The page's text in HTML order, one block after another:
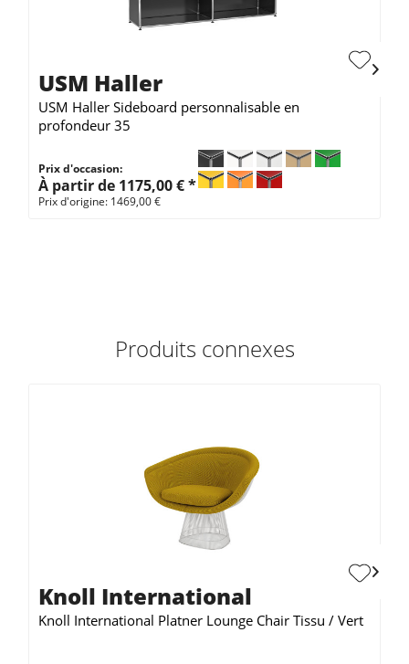
USM Haller
USM Haller Sideboard personnalisable en
profondeur 35
Prix d'occasion:
À partir de 1175,00 € *
Prix d'origine: 1469,00 €
Produits connexes
Knoll International
Knoll International Platner Lounge Chair Tissu / Vert